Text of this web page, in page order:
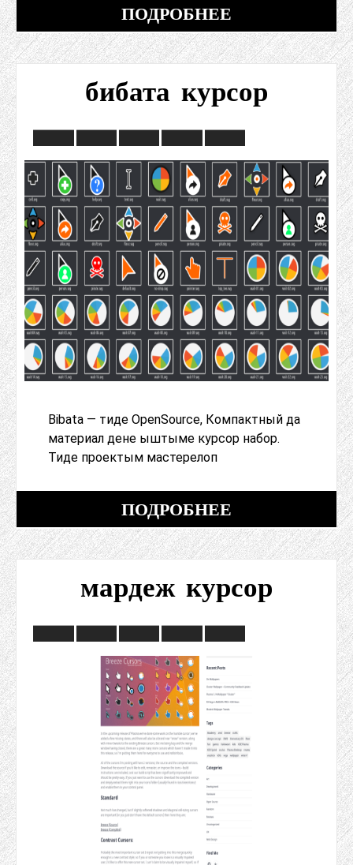
ПОДРОБНЕЕ
бибата курсор
Bibata — тиде OpenSource, Компактный да
материал дене ыштыме курсор набор.
Тиде проектым мастерелоп
ПОДРОБНЕЕ
мардеж курсор